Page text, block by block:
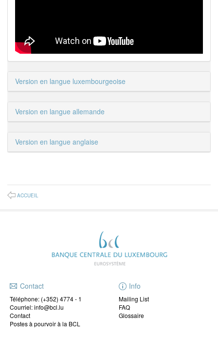
Version en langue luxembourgeoise
Version en langue allemande
Version en langue anglaise
ACCUEIL
Contact
Téléphone: (+352) 4774 - 1
Courriel: info@bcl.lu
Contact
Postes à pourvoir à la BCL
Info
Mailing List
FAQ
Glossaire